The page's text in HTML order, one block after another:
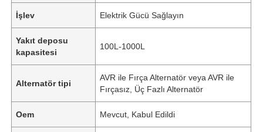
İşlev Elektrik Gücü Sağlayın
Yakıt deposu
kapasitesi
100L-1000L
Alternatör tipi
AVR ile Fırça Alternatör veya AVR ile
Fırçasız, Üç Fazlı Alternatör
Oem Mevcut, Kabul Edildi